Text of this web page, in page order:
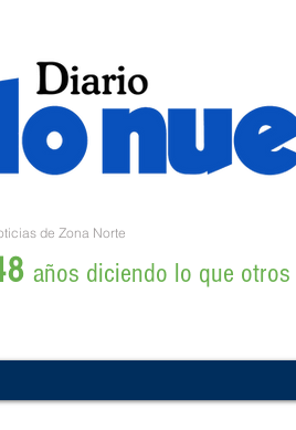
de Zona Norte
años diciendo lo que